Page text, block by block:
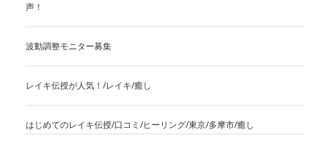
声！
波動調整モニター募集
レイキ伝授が人気！/レイキ/癒し
はじめてのレイキ伝授/口コミ/ヒーリング/東京/多摩市/癒し